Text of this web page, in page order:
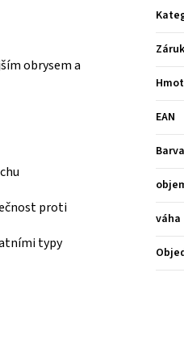
obrysem a
proti
typy
EAN
Barva
váha